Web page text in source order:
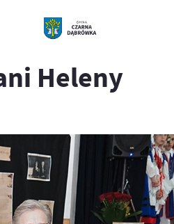
Heleny